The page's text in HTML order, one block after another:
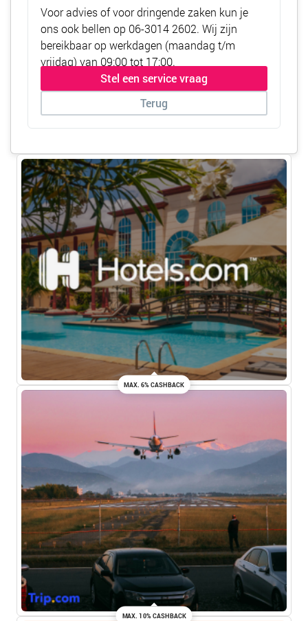
Voor advies of voor dringende zaken kun je
ons ook bellen op 06-3014 2602. Wij zijn
bereikbaar op werkdagen (maandag t/m
vrijdag) van 09:00 tot 17:00.
Stel een service vraag
Terug
MAX. 6% CASHBACK
MAX. 10% CASHBACK